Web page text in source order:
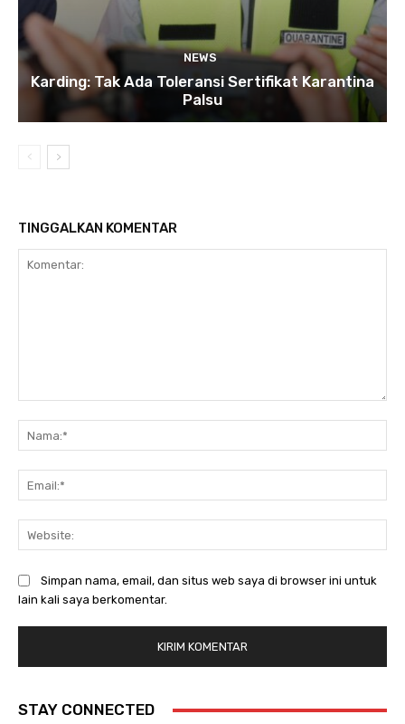
NEWS
Karding: Tak Ada Toleransi Sertifikat Karantina
Palsu
TINGGALKAN KOMENTAR
Simpan nama, email, dan situs web saya di browser ini untuk
lain kali saya berkomentar.
STAY CONNECTED